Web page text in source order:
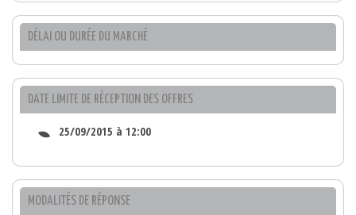
DÉLAI OU DURÉE DU MARCHÉ
DATE LIMITE DE RÉCEPTION DES OFFRES
25/09/2015 à 12:00
MODALITÉS DE RÉPONSE